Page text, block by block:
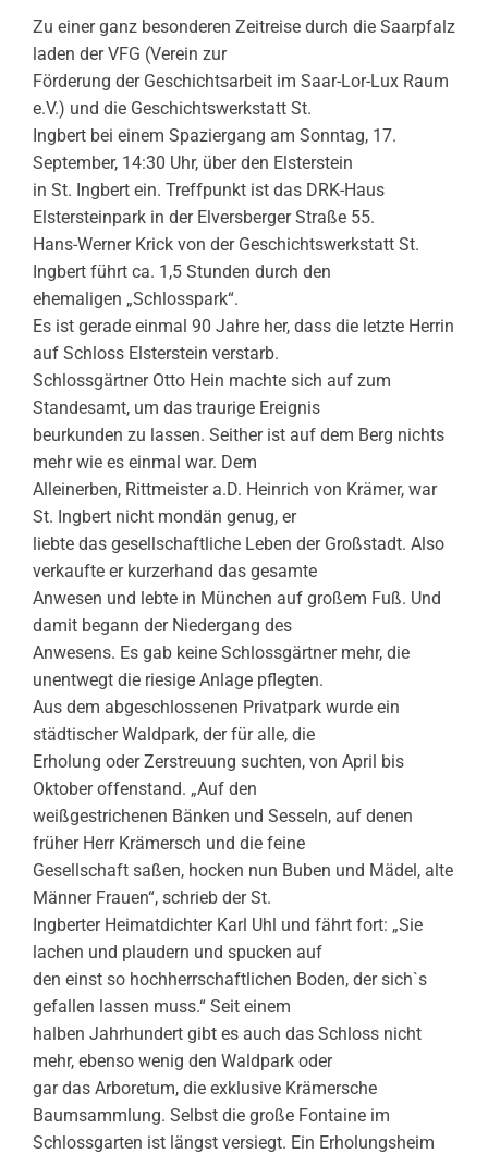
Zu einer ganz besonderen Zeitreise durch die Saarpfalz
laden der VFG (Verein zur
Förderung der Geschichtsarbeit im Saar-Lor-Lux Raum
e.V.) und die Geschichtswerkstatt St.
Ingbert bei einem Spaziergang am Sonntag, 17.
September, 14:30 Uhr, über den Elsterstein
in St. Ingbert ein. Treffpunkt ist das DRK-Haus
Elstersteinpark in der Elversberger Straße 55.
Hans-Werner Krick von der Geschichtswerkstatt St.
Ingbert führt ca. 1,5 Stunden durch den
ehemaligen „Schlosspark“.
Es ist gerade einmal 90 Jahre her, dass die letzte Herrin
auf Schloss Elsterstein verstarb.
Schlossgärtner Otto Hein machte sich auf zum
Standesamt, um das traurige Ereignis
beurkunden zu lassen. Seither ist auf dem Berg nichts
mehr wie es einmal war. Dem
Alleinerben, Rittmeister a.D. Heinrich von Krämer, war
St. Ingbert nicht mondän genug, er
liebte das gesellschaftliche Leben der Großstadt. Also
verkaufte er kurzerhand das gesamte
Anwesen und lebte in München auf großem Fuß. Und
damit begann der Niedergang des
Anwesens. Es gab keine Schlossgärtner mehr, die
unentwegt die riesige Anlage pflegten.
Aus dem abgeschlossenen Privatpark wurde ein
städtischer Waldpark, der für alle, die
Erholung oder Zerstreuung suchten, von April bis
Oktober offenstand. „Auf den
weißgestrichenen Bänken und Sesseln, auf denen
früher Herr Krämersch und die feine
Gesellschaft saßen, hocken nun Buben und Mädel, alte
Männer Frauen“, schrieb der St.
Ingberter Heimatdichter Karl Uhl und fährt fort: „Sie
lachen und plaudern und spucken auf
den einst so hochherrschaftlichen Boden, der sich`s
gefallen lassen muss.“ Seit einem
halben Jahrhundert gibt es auch das Schloss nicht
mehr, ebenso wenig den Waldpark oder
gar das Arboretum, die exklusive Krämersche
Baumsammlung. Selbst die große Fontaine im
Schlossgarten ist längst versiegt. Ein Erholungsheim